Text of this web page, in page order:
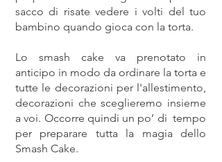
sacco di risate vedere i volti del tuo
bambino quando gioca con la torta.
Lo smash cake va prenotato in
anticipo in modo da ordinare la torta e
tutte le decorazioni per l'allestimento,
decorazioni che sceglieremo insieme
a voi. Occorre quindi un po’ di tempo
per preparare tutta la magia dello
Smash Cake.